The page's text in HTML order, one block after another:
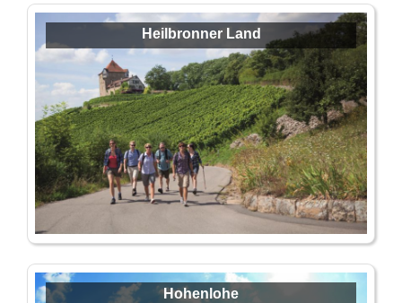
Heilbronner Land
Hohenlohe